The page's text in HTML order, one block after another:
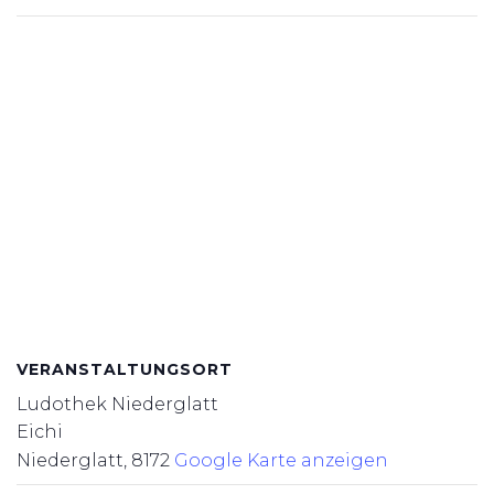
VERANSTALTUNGSORT
Ludothek Niederglatt
Eichi
Niederglatt, 8172 Google Karte anzeigen